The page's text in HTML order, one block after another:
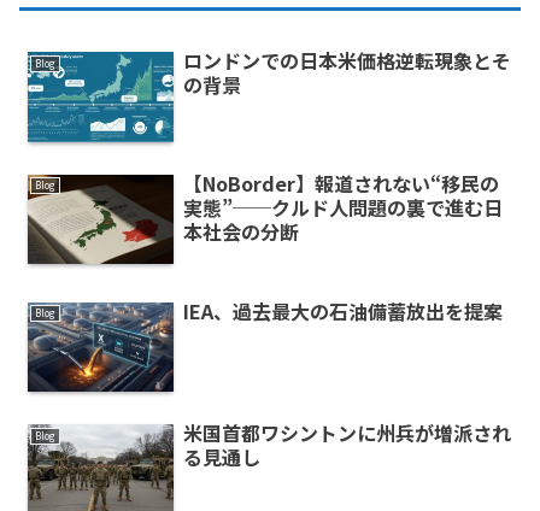
Blog
ロンドンでの日本米価格逆転現象とそ
の背景
Blog
【NoBorder】報道されない“移民の
実態”──クルド人問題の裏で進む日
本社会の分断
Blog IEA、過去最大の石油備蓄放出を提案
Blog
米国首都ワシントンに州兵が増派され
る見通し